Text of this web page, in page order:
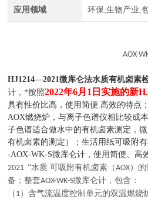
应用领域 环保,生物产业,
AOX-
HJ1214—2021微库仑法水质有机卤素
计，*按照2022年6月1日实施的新
具有性价比高，使用简便.高效的特点
AOX燃烧炉，与离子色谱仪相比较成本
子色谱适合做水中的有机卤素测定，
有机卤素的测定 ）；生活用纸可吸附
-AOX-WK-S微库仑计，使用简便、高
2021“水质 可吸附有机卤素（AOX）
备；整套AOX-WK-S微库仑计，包含：
（ 1）含气流温度控制单元的双温燃烧